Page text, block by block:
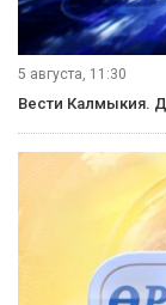
5 августа, 11:30
Вести Калмыкия.